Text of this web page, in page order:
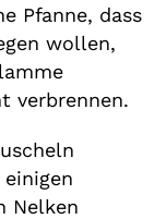
Pfanne, dass
wollen,
verbrennen.
Nelken